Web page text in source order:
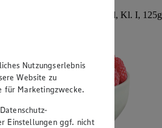
aus Deutschland/Portugal, Kl. I, 125g
Nutzungserlebnis
Website zu
für Marketingzwecke.
Einstellungen ggf. nicht